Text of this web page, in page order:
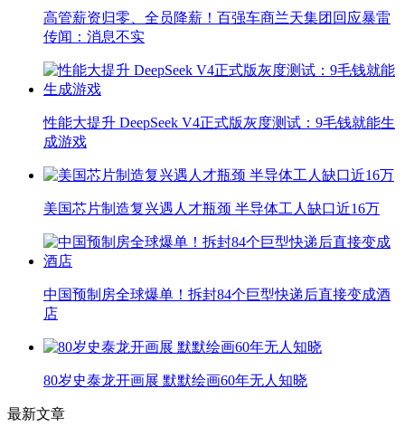
高管薪资归零、全员降薪！百强车商兰天集团回应暴雷
传闻：消息不实
性能大提升 DeepSeek V4正式版灰度测试：9毛钱就能生
成游戏
美国芯片制造复兴遇人才瓶颈 半导体工人缺口近16万
中国预制房全球爆单！拆封84个巨型快递后直接变成酒
店
80岁史泰龙开画展 默默绘画60年无人知晓
最新文章